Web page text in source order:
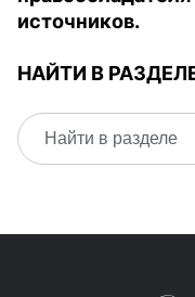
источников.
НАЙТИ В